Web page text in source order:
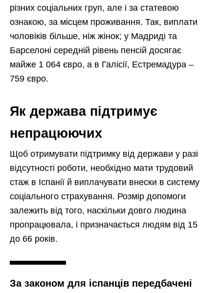
різних соціальних груп, але і за статевою
ознакою, за місцем проживання. Так, виплати
чоловіків більше, ніж жінок; у Мадриді та
Барселоні середній рівень пенсій досягає
майже 1 064 євро, а в Галісії, Естремадура –
759 євро.
Як держава підтримує
непрацюючих
Щоб отримувати підтримку від держави у разі
відсутності роботи, необхідно мати трудовий
стаж в Іспанії й виплачувати внески в систему
соціального страхування. Розмір допомоги
залежить від того, наскільки довго людина
пропрацювала, і призначається людям від 15
до 66 років.
За законом для іспанців передбачені